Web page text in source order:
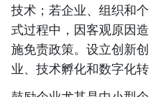
技术；若企业、组织和
式过程中，因客观原因
施免责政策。设立创新
业、技术孵化和数字化转